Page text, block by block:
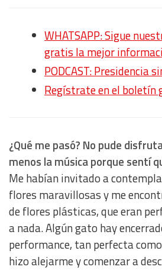
WHATSAPP: Sigue
gratis la mejor
PODCAST: Presidencia
Regístrate en el
¿Qué me pasó? No pude
menos la música porque sentí
Me habían invitado a
flores maravillosas y me
de flores plásticas, que eran
a nada. Algún gato hay
performance, tan perfecta
hizo alejarme y comenzar a